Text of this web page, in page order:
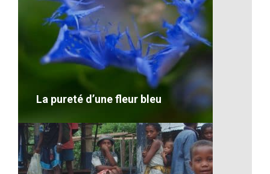
Artisanat-Paniers
La pureté d’une fleur bleu